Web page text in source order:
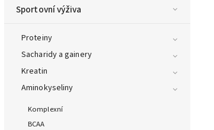
Sportovní výživa
Proteiny
Sacharidy a gainery
Kreatin
Aminokyseliny
Komplexní
BCAA